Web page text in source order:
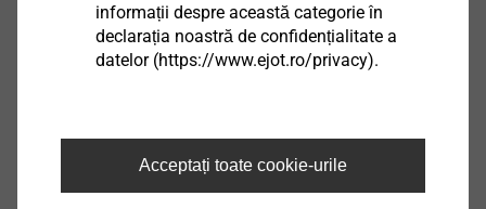
Vizualizare produs
informații despre această categorie în
declarația noastră de confidențialitate a
datelor (https://www.ejot.ro/privacy).
Acceptați toate cookie-urile